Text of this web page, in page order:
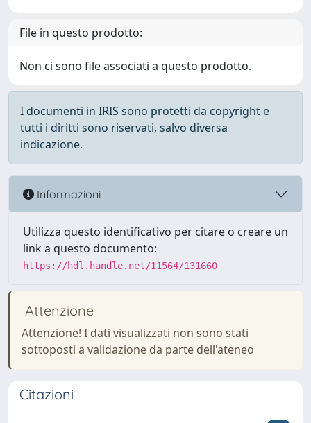
File in questo prodotto:
Non ci sono file associati a questo prodotto.
I documenti in IRIS sono protetti da copyright e
tutti i diritti sono riservati, salvo diversa
indicazione.
Informazioni
Utilizza questo identificativo per citare o creare un
link a questo documento:
https://hdl.handle.net/11564/131660
Attenzione
Attenzione! I dati visualizzati non sono stati
sottoposti a validazione da parte dell'ateneo
Citazioni